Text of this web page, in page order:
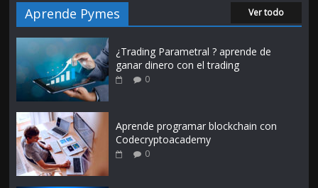
Aprende Pymes Ver todo
¿Trading Parametral ? aprende de
ganar dinero con el trading
0
Aprende programar blockchain con
Codecryptoacademy
0